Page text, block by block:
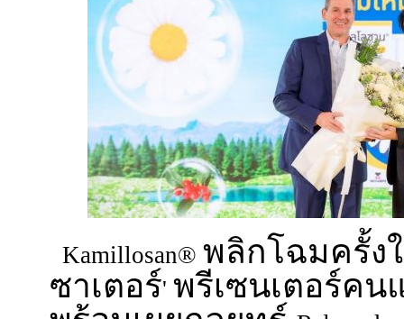
Kamillosan® พลิกโฉมครั้ง
ซาเตอร์' พรีเซนเตอร์ค